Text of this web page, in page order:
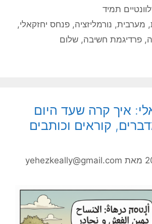
תמיד
, מערבית, נורמליזציה,פנחס יחזקאלי,
, פרדיגמת חשיבה, שלום
איך קרה שעד היום
קוראים וכותבים
מאת yehezkeally@gmail.com